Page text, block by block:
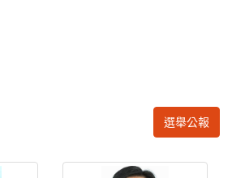
選舉公報